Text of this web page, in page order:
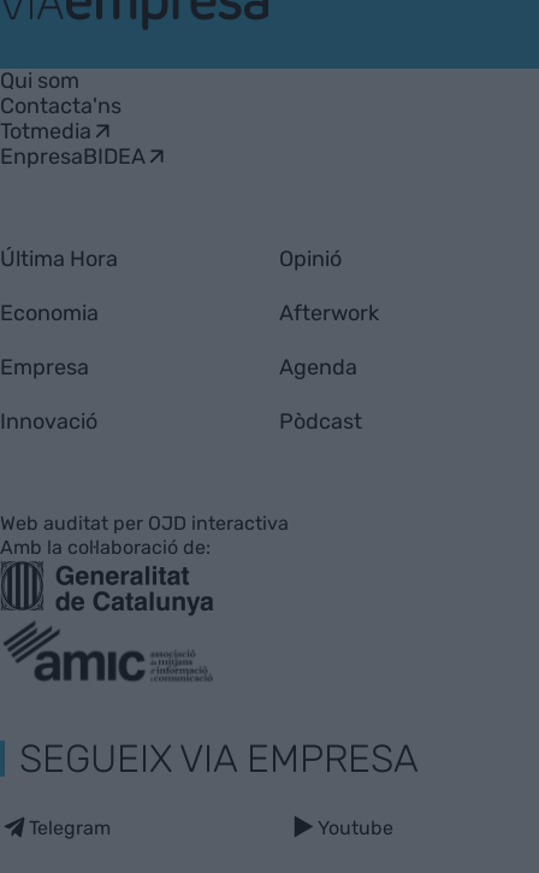
Empresa
Qui som
Contacta'ns
Totmedia
EnpresaBIDEA
Última Hora
Economia
Empresa
Innovació
Opinió
Afterwork
Agenda
Pòdcast
Web auditat per OJD interactiva
Amb la col·laboració de:
SEGUEIX VIA EMPRESA
Telegram Youtube